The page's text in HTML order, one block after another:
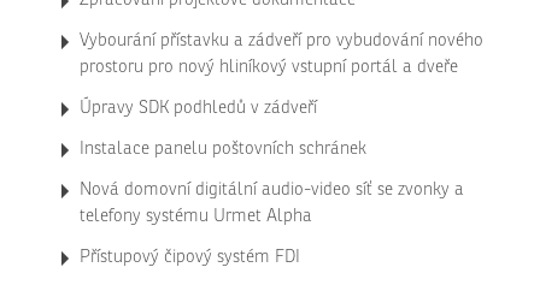
Vybourání přístavku a zádveří pro vybudování nového
prostoru pro nový hliníkový vstupní portál a dveře
Úpravy SDK podhledů v zádveří
Instalace panelu poštovních schránek
Nová domovní digitální audio-video síť se zvonky a
telefony systému Urmet Alpha
Přístupový čipový systém FDI